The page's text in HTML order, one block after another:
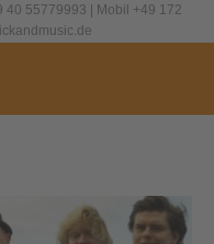
40 55779993 | Mobil +49 172